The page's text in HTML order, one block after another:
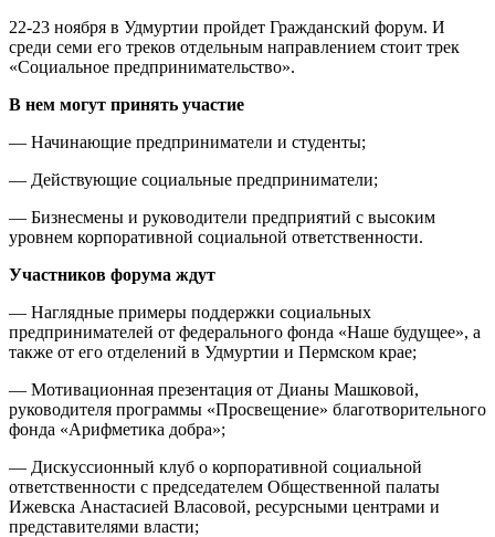
22-23 ноября в Удмуртии пройдет Гражданский форум. И
среди семи его треков отдельным направлением стоит трек
«Социальное предпринимательство».
В нем могут принять участие
— Начинающие предприниматели и студенты;
— Действующие социальные предприниматели;
— Бизнесмены и руководители предприятий с высоким
уровнем корпоративной социальной ответственности.
Участников форума ждут
— Наглядные примеры поддержки социальных
предпринимателей от федерального фонда «Наше будущее», а
также от его отделений в Удмуртии и Пермском крае;
— Мотивационная презентация от Дианы Машковой,
руководителя программы «Просвещение» благотворительного
фонда «Арифметика добра»;
— Дискуссионный клуб о корпоративной социальной
ответственности с председателем Общественной палаты
Ижевска Анастасией Власовой, ресурсными центрами и
представителями власти;